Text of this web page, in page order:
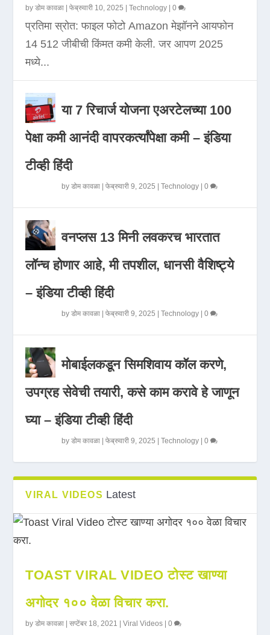
byडोम कावळा |फेब्रुवारी 10, 2025 |Technology |0
प्रतिमा स्रोत: फाइल फोटो Amazon मेझॉनने आयफोन
14 512 जीबीची किंमत कमी केली. जर आपण 2025
मध्ये...
या 7 रिचार्ज योजना एअरटेलच्या 100
पेक्षा कमी आनंदी वापरकर्त्यांपेक्षा कमी – इंडिया
टीव्ही हिंदी
byडोम कावळा |फेब्रुवारी 9, 2025 |Technology |0
वनप्लस 13 मिनी लवकरच भारतात
लॉन्च होणार आहे, मी तपशील, धानसी वैशिष्ट्ये
– इंडिया टीव्ही हिंदी
byडोम कावळा |फेब्रुवारी 9, 2025 |Technology |0
मोबाईलकडून सिमशिवाय कॉल करणे,
उपग्रह सेवेची तयारी, कसे काम करावे हे जाणून
घ्या – इंडिया टीव्ही हिंदी
byडोम कावळा |फेब्रुवारी 9, 2025 |Technology |0
VIRAL VIDEOS Latest
TOAST VIRAL VIDEO टोस्ट खाण्या
अगोदर १०० वेळा विचार करा.
byडोम कावळा |सप्टेंबर 18, 2021 |Viral Videos |0